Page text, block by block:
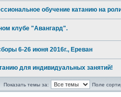
обучение катанию на
клубе "Авангард".
6-26 июня 2016г., Ереван
для индивидуальных занятий!
Показать темы за: Поле